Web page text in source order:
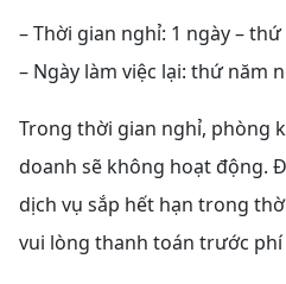
– Thời gian nghỉ: 1 ngày –
– Ngày làm việc lại: thứ năm
Trong thời gian nghỉ, phòng
doanh sẽ không hoạt động.
dịch vụ sắp hết hạn trong
vui lòng thanh toán trước phí